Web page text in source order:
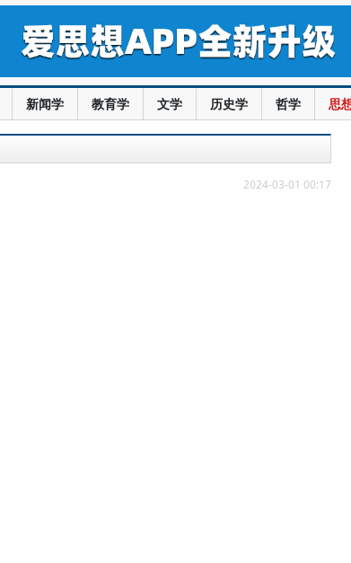
新闻学 教育学 文学 历史学 哲学 思
2024-03-01 00:17